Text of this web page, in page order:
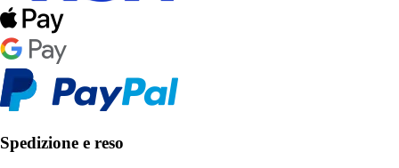
Spedizione e reso